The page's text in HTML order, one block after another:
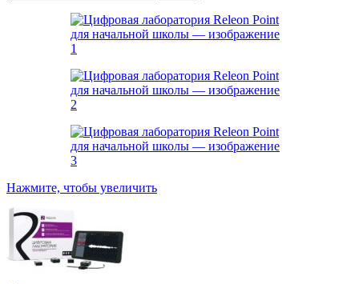
Нажмите, чтобы увеличить